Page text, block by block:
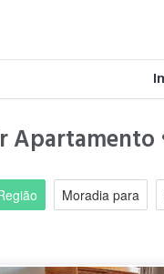
Moradia para